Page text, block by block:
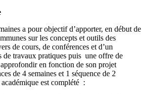
a pour objectif d’apporter, en début de
sur les concepts et outils des
de cours, de conférences et d’un
de travaux pratiques puis une offre de
en fonction de son projet
de 4 semaines et 1 séquence de 2
est complété :